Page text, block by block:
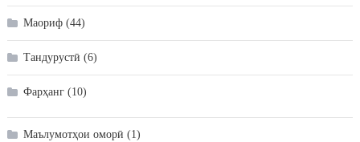
Маориф(44)
Тандурустӣ (6)
Фарҳанг(10)
Маълумотҳои оморӣ (1)